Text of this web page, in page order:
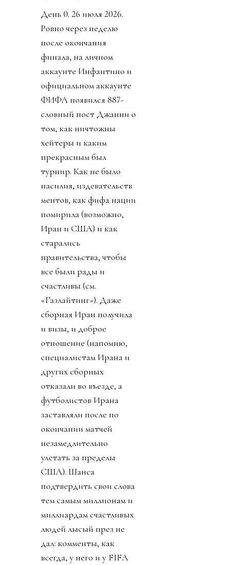
День 0. 26 июля 2026.
Ровно через неделю
после окончания
финала, на личном
аккаунте Инфантино и
официальном аккаунте
ФИФА появился 887-
словный пост Джанни о
том, как ничтожны
хейтеры и каким
прекрасным был
турнир. Как не было
насилия, издевательств
ментов, как фифа нации
помирила (возможно,
Иран и США) и как
старались
правительства, чтобы
все были рады и
счастливы (см.
«Газлайтинг»). Даже
сборная Иран получила
и визы, и доброе
отношение (напомню,
специалистам Ирана и
других сборных
отказали во въезде, а
футболистов Ирана
заставляли после по
окончании матчей
незамедлительно
улетать за пределы
США). Шанса
подтвердить свои слова
тем самым миллионам и
миллиардам счастливых
людей лысый през не
дал: комменты, как
всегда, у него и у FIFA